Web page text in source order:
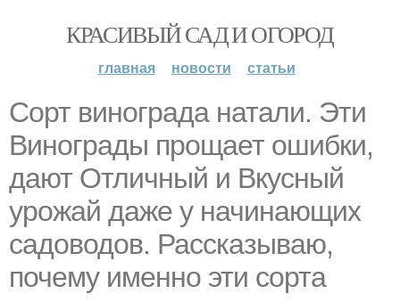
КРАСИВЫЙ САД И ОГОРОД
главная новости статьи
Сорт винограда натали. Эти
Винограды прощает ошибки,
дают Отличный и Вкусный
урожай даже у начинающих
садоводов. Рассказываю,
почему именно эти сорта